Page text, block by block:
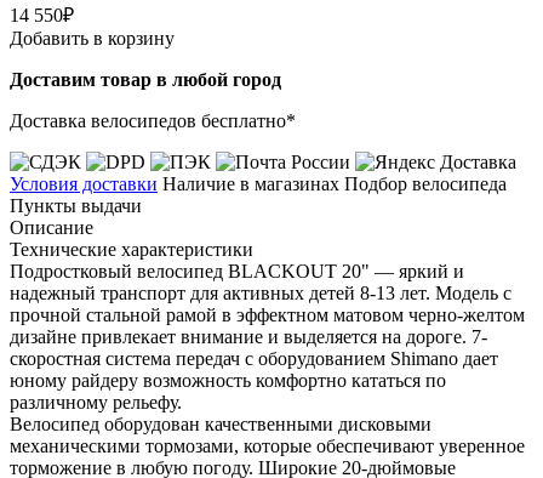
14 550₽
Добавить в корзину
Доставим товар в любой город
Доставка велосипедов бесплатно*
Условия доставки Наличие в магазинах Подбор велосипеда
Пункты выдачи
Описание
Технические характеристики
Подростковый велосипед BLACKOUT 20" — яркий и
надежный транспорт для активных детей 8-13 лет. Модель с
прочной стальной рамой в эффектном матовом черно-желтом
дизайне привлекает внимание и выделяется на дороге. 7-
скоростная система передач с оборудованием Shimano дает
юному райдеру возможность комфортно кататься по
различному рельефу.
Велосипед оборудован качественными дисковыми
механическими тормозами, которые обеспечивают уверенное
торможение в любую погоду. Широкие 20-дюймовые